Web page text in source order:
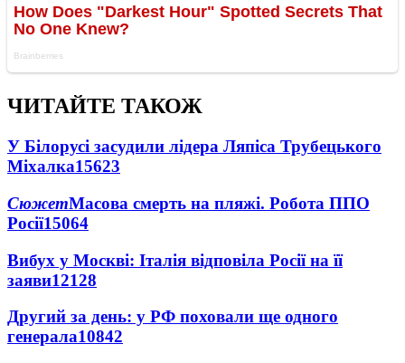
ЧИТАЙТЕ ТАКОЖ
У Білорусі засудили лідера Ляпіса Трубецького
Міхалка15623
СюжетМасова смерть на пляжі. Робота ППО
Росії15064
Вибух у Москві: Італія відповіла Росії на її
заяви12128
Другий за день: у РФ поховали ще одного
генерала10842